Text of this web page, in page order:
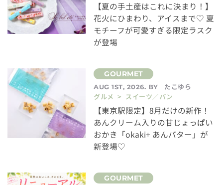
【夏の手土産はこれに決まり！】
花火にひまわり、アイスまで♡ 夏
モチーフが可愛すぎる限定ラスク
が登場
AUG 1ST, 2026. BY
たこゆら
グルメ > スイーツ／パン
【東京駅限定】8月だけの新作！
あんクリーム入りの甘じょっぱい
おかき「okaki+ あんバター」が
新登場♡